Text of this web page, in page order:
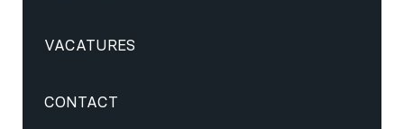
VACATURES
CONTACT